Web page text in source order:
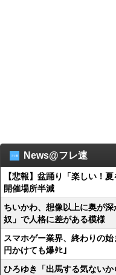
News@フレ速
【悲報】盆踊り「楽しい！
開催場所半減
ちいかわ、想像以上に奥が
奴」で人格に差がある模様
スマホゲー業界、終わりの
円かけても爆ﾀﾋ」
ひろゆき「出馬する気ない